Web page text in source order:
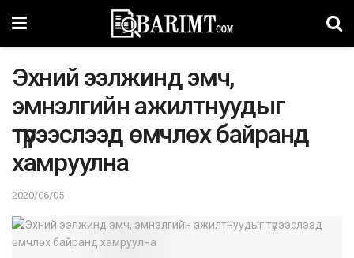
Эхний ээлжинд эмч,
эмнэлгийн ажилтнуудыг
түрээслээд өмчлөх байранд
хамруулна
2020/06/05